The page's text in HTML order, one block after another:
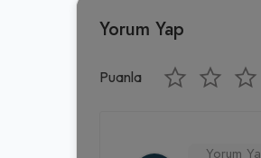
Yorum Yap
Puanla